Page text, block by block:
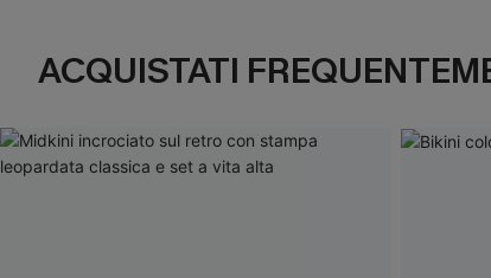
ACQUISTATI